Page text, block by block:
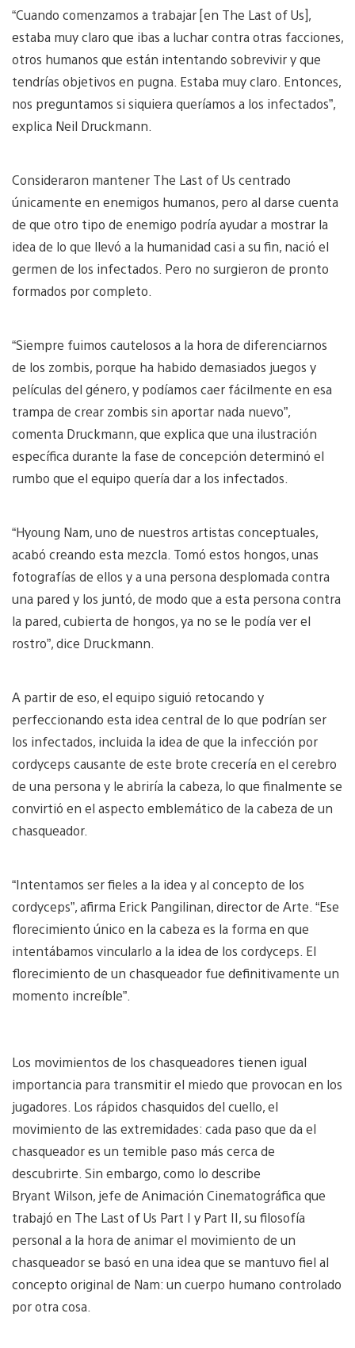
“Cuando comenzamos a trabajar [en The Last of Us],
estaba muy claro que ibas a luchar contra otras facciones,
otros humanos que están intentando sobrevivir y que
tendrías objetivos en pugna. Estaba muy claro. Entonces,
nos preguntamos si siquiera queríamos a los infectados”,
explica Neil Druckmann.
Consideraron mantener The Last of Us centrado
únicamente en enemigos humanos, pero al darse cuenta
de que otro tipo de enemigo podría ayudar a mostrar la
idea de lo que llevó a la humanidad casi a su fin, nació el
germen de los infectados. Pero no surgieron de pronto
formados por completo.
“Siempre fuimos cautelosos a la hora de diferenciarnos
de los zombis, porque ha habido demasiados juegos y
películas del género, y podíamos caer fácilmente en esa
trampa de crear zombis sin aportar nada nuevo”,
comenta Druckmann, que explica que una ilustración
específica durante la fase de concepción determinó el
rumbo que el equipo quería dar a los infectados.
“Hyoung Nam, uno de nuestros artistas conceptuales,
acabó creando esta mezcla. Tomó estos hongos, unas
fotografías de ellos y a una persona desplomada contra
una pared y los juntó, de modo que a esta persona contra
la pared, cubierta de hongos, ya no se le podía ver el
rostro”, dice Druckmann.
A partir de eso, el equipo siguió retocando y
perfeccionando esta idea central de lo que podrían ser
los infectados, incluida la idea de que la infección por
cordyceps causante de este brote crecería en el cerebro
de una persona y le abriría la cabeza, lo que finalmente se
convirtió en el aspecto emblemático de la cabeza de un
chasqueador.
“Intentamos ser fieles a la idea y al concepto de los
cordyceps”, afirma Erick Pangilinan, director de Arte. “Ese
florecimiento único en la cabeza es la forma en que
intentábamos vincularlo a la idea de los cordyceps. El
florecimiento de un chasqueador fue definitivamente un
momento increíble”.
Los movimientos de los chasqueadores tienen igual
importancia para transmitir el miedo que provocan en los
jugadores. Los rápidos chasquidos del cuello, el
movimiento de las extremidades: cada paso que da el
chasqueador es un temible paso más cerca de
descubrirte. Sin embargo, como lo describe
Bryant Wilson, jefe de Animación Cinematográfica que
trabajó en The Last of Us Part I y Part II, su filosofía
personal a la hora de animar el movimiento de un
chasqueador se basó en una idea que se mantuvo fiel al
concepto original de Nam: un cuerpo humano controlado
por otra cosa.